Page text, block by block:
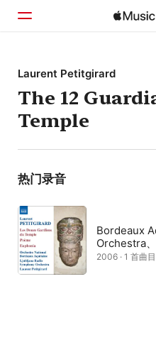
主页
浏览
搜索
Laurent Petitgirard
The 12
Temple
热门录音
Bordeaux
Orchestra
2006 · 1 首曲